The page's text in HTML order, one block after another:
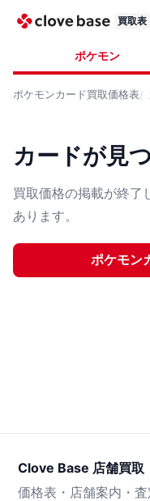
買取表
ポケモン
ポケモンカード買取価格表
カードが見
買取価格の掲載が終了
あります。
ポケモン
Clove Base 店舗買取
価格表・店舗案内・